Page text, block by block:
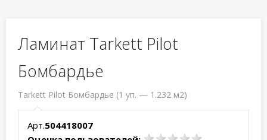
Ламинат Tarkett Pilot
Бомбардье
Tarkett Pilot Бомбардье (1 уп. — 1.232 м2)
Арт.504418007